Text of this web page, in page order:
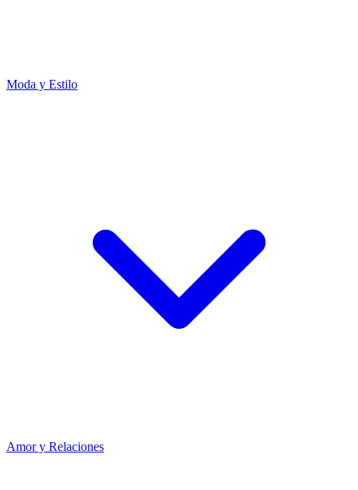
Moda y Estilo
Amor y Relaciones